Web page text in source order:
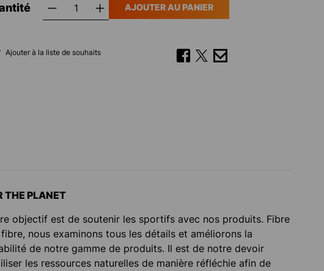
AJOUTER AU PANIER
Ajouter à la liste de souhaits
THE PLANET
objectif est de soutenir les sportifs avec nos produits. Fibre
nous examinons tous les détails et améliorons la
de notre gamme de produits. Il est de notre devoir
les ressources naturelles de manière réfléchie afin de